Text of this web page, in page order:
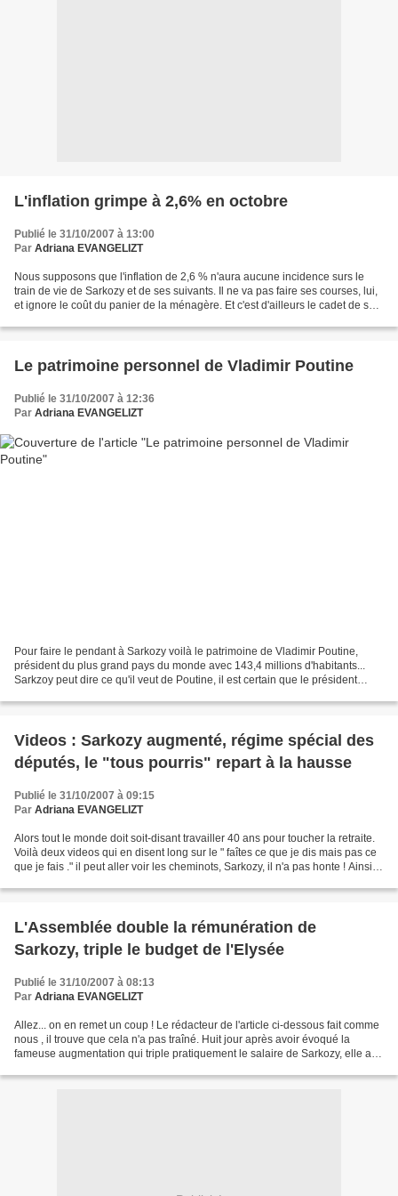
L'inflation grimpe à 2,6% en octobre
Publié le 31/10/2007 à 13:00
Par Adriana EVANGELIZT
Nous supposons que l'inflation de 2,6 % n'aura aucune incidence surs le
train de vie de Sarkozy et de ses suivants. Il ne va pas faire ses courses, lui,
et ignore le coût du panier de la ménagère. Et c'est d'ailleurs le cadet de ses
Le patrimoine personnel de Vladimir Poutine
Publié le 31/10/2007 à 12:36
Par Adriana EVANGELIZT
Pour faire le pendant à Sarkozy voilà le patrimoine de Vladimir Poutine,
président du plus grand pays du monde avec 143,4 millions d'habitants...
Sarkzoy peut dire ce qu'il veut de Poutine, il est certain que le président
Videos : Sarkozy augmenté, régime spécial des
députés, le "tous pourris" repart à la hausse
Publié le 31/10/2007 à 09:15
Par Adriana EVANGELIZT
Alors tout le monde doit soit-disant travailler 40 ans pour toucher la retraite.
Voilà deux videos qui en disent long sur le " faîtes ce que je dis mais pas ce
que je fais ." il peut aller voir les cheminots, Sarkozy, il n'a pas honte ! Ainsi
L'Assemblée double la rémunération de
Sarkozy, triple le budget de l'Elysée
Publié le 31/10/2007 à 08:13
Par Adriana EVANGELIZT
Allez... on en remet un coup ! Le rédacteur de l'article ci-dessous fait comme
nous , il trouve que cela n'a pas traîné. Huit jour après avoir évoqué la
fameuse augmentation qui triple pratiquement le salaire de Sarkozy, elle a